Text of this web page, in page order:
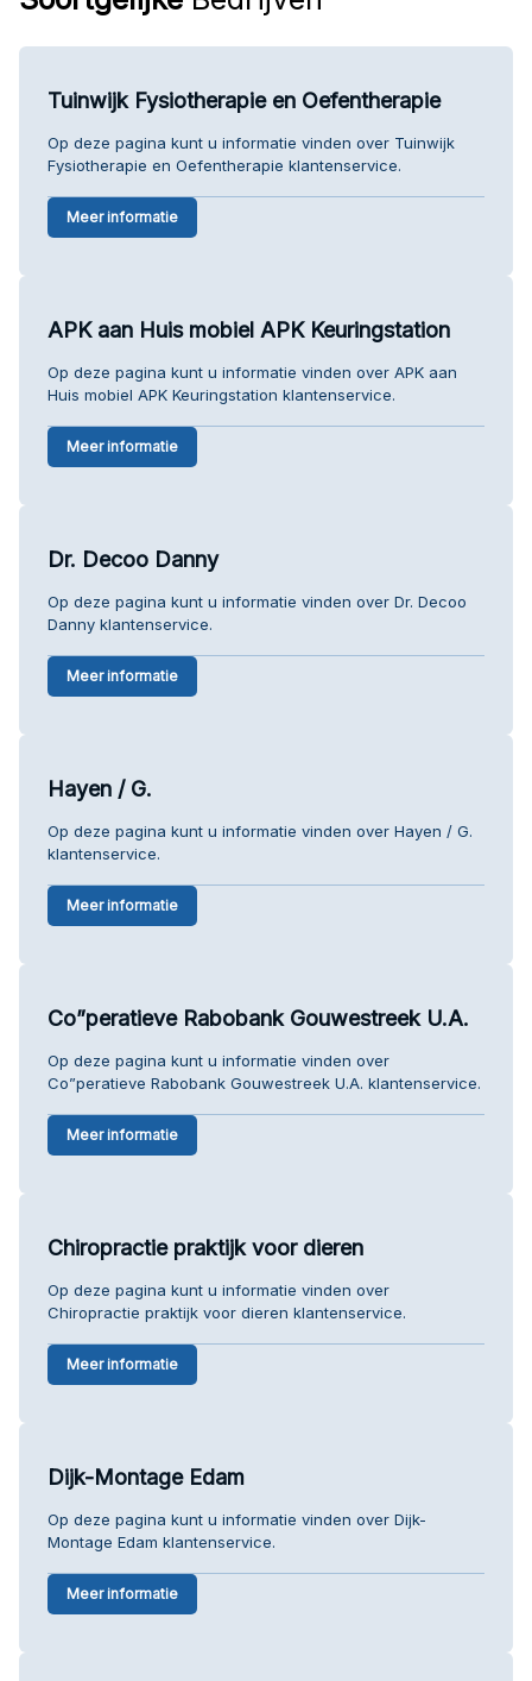
Tuinwijk Fysiotherapie en Oefentherapie
Op deze pagina kunt u informatie vinden over Tuinwijk
Fysiotherapie en Oefentherapie klantenservice.
Meer informatie
APK aan Huis mobiel APK Keuringstation
Op deze pagina kunt u informatie vinden over APK aan
Huis mobiel APK Keuringstation klantenservice.
Meer informatie
Dr. Decoo Danny
Op deze pagina kunt u informatie vinden over Dr. Decoo
Danny klantenservice.
Meer informatie
Hayen / G.
Op deze pagina kunt u informatie vinden over Hayen / G.
klantenservice.
Meer informatie
Co”peratieve Rabobank Gouwestreek U.A.
Op deze pagina kunt u informatie vinden over
Co”peratieve Rabobank Gouwestreek U.A. klantenservice.
Meer informatie
Chiropractie praktijk voor dieren
Op deze pagina kunt u informatie vinden over
Chiropractie praktijk voor dieren klantenservice.
Meer informatie
Dijk-Montage Edam
Op deze pagina kunt u informatie vinden over Dijk-
Montage Edam klantenservice.
Meer informatie